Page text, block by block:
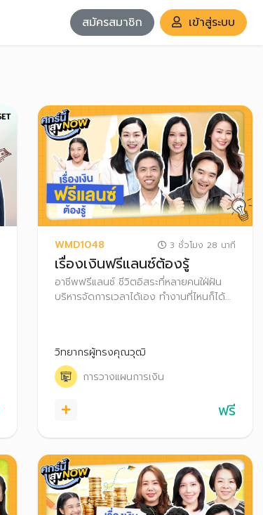
สมัครสมาชิก เข้าสู่ระบบ
WMD1048 3 ชั่วโมง 28 นาที
เรื่องเงินฟรีแลนซ์ต้องรู้
อาชีพฟรีแลนซ์ ชีวิตอิสระที่หลายคนใฝ่ฝัน
บริหารจัดการเวลาได้เอง ทำงานที่ไหนก็ได้
เป็นสิ่งสำคัญ ช่วยให้ชีวิตฟรีแลนซ์มั่นคงและ
สบายใจ
วิทยากรผู้ทรงคุณวุฒิ
การวางแผนการเงิน
ฟรี